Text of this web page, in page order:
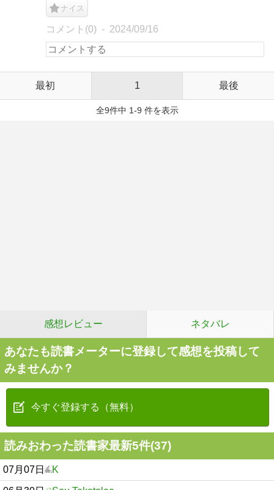
ナイス
コメント(0) 2024/09/16
最初 1 最後
全9件中 1-9 件を表示
感想レビュー ネタバレ
あなたも読書メーターに登録して感想を投稿して
みませんか？
今すぐ登録する（無料）
読みおわった読書家最新5件(37)
07月07日 K